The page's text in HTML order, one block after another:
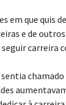
em que quis
e de
carreira
sentia